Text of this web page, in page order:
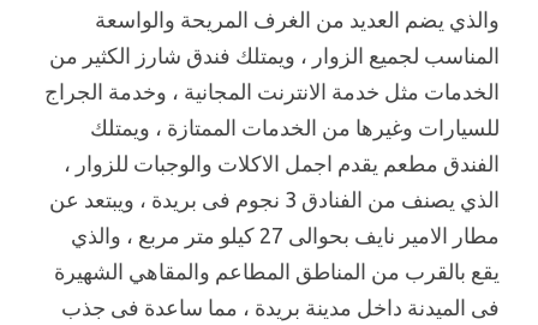
والذي يضم العديد من الغرف المريحة والواسعة
المناسب لجميع الزوار ، ويمتلك فندق شارز الكثير من
الخدمات مثل خدمة الانترنت المجانية ، وخدمة الجراج
للسيارات وغيرها من الخدمات الممتازة ، ويمتلك
الفندق مطعم يقدم اجمل الاكلات والوجبات للزوار ،
الذي يصنف من الفنادق 3 نجوم فى بريدة ، ويبتعد عن
مطار الامير نايف بحوالى 27 كيلو متر مربع ، والذي
يقع بالقرب من المناطق المطاعم والمقاهي الشهيرة
فى الميدنة داخل مدينة بريدة ، مما ساعدة فى جذب